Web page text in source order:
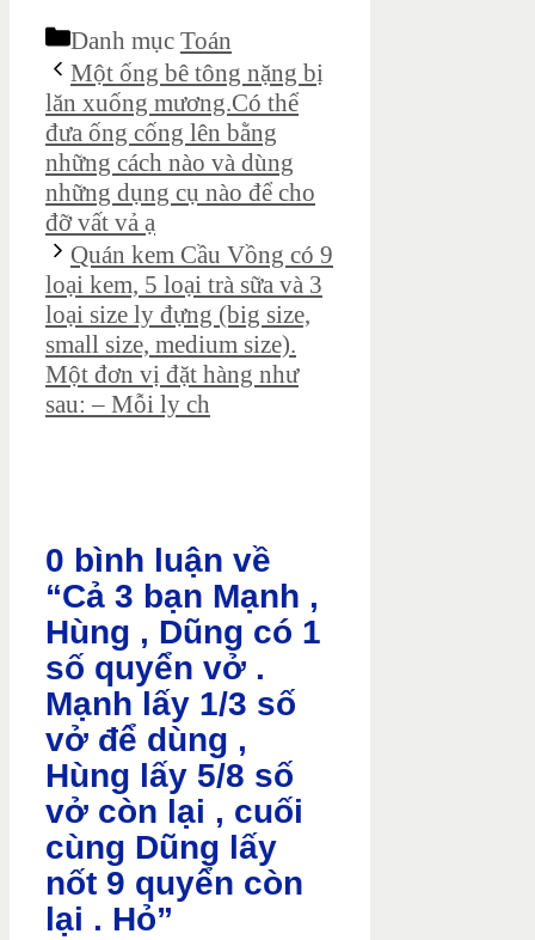
Danh mục Toán
Một ống bê tông nặng bị
lăn xuống mương.Có thể
đưa ống cống lên bằng
những cách nào và dùng
những dụng cụ nào để cho
đỡ vất vả ạ
Quán kem Cầu Vồng có 9
loại kem, 5 loại trà sữa và 3
loại size ly đựng (big size,
small size, medium size).
Một đơn vị đặt hàng như
sau: – Mỗi ly ch
0 bình luận về
“Cả 3 bạn Mạnh ,
Hùng , Dũng có 1
số quyển vở .
Mạnh lấy 1/3 số
vở để dùng ,
Hùng lấy 5/8 số
vở còn lại , cuối
cùng Dũng lấy
nốt 9 quyển còn
lại . Hỏ”